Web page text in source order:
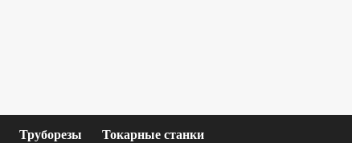
Труборезы Токарные станки